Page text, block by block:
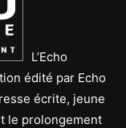
L’Echo
édité par Echo
écrite, jeune
le prolongement